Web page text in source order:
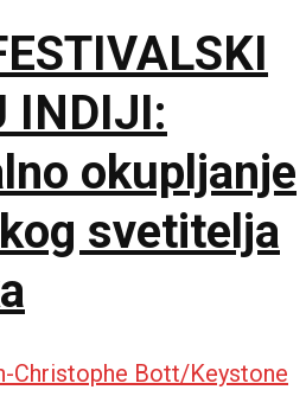
rada kafića
INDIJI:
okupljanje
svetitelja